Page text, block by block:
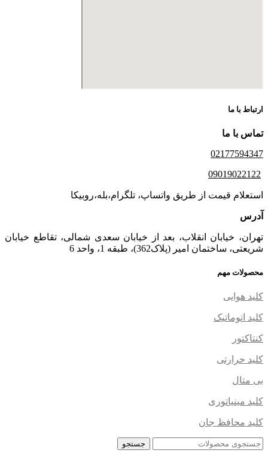
ارتباط با ما
تماس با ما
02177594347
09019022122
استعلام قیمت از طریق واتساپ، تلگرام،بله،روبیکا
آدرس
تهران، خیابان انقلاب، بعد از خیابان سعدی شمالی، تقاطع خیابان
شریعتی، ساختمان امیر (پلاک362)، طبقه 1، واحد 6
محصولات مهم
کلید هوایی
کلید اتوماتیک
کنتاکتور
کلید حرارتی
بی متال
کلید مینیاتوری
کلید محافظ جان
جستجو